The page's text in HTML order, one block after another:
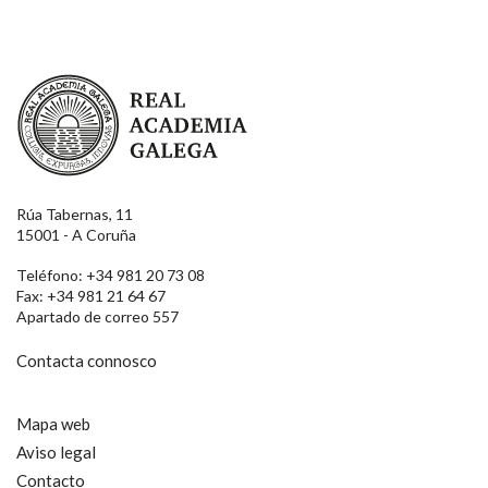
Real Academia Galega
Rúa Tabernas, 11
15001 - A Coruña
Teléfono: +34 981 20 73 08
Fax: +34 981 21 64 67
Apartado de correo 557
Contacta connosco
Mapa web
Aviso legal
Contacto